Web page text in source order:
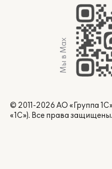
Мы в Max
© 2011-2026 АО «Группа
«1С»). Все права защищены.